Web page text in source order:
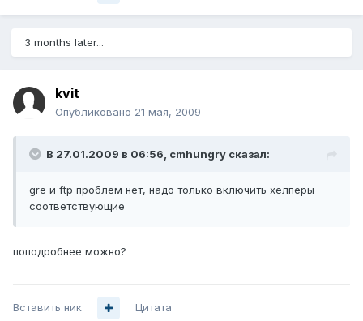
3 months later...
kvit
Опубликовано 21 мая, 2009
В 27.01.2009 в 06:56, cmhungry сказал:
gre и ftp проблем нет, надо только включить хелперы
соответствующие
поподробнее можно?
Вставить ник Цитата